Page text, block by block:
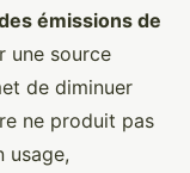
émissions de
une source
de diminuer
ne produit pas
usage,